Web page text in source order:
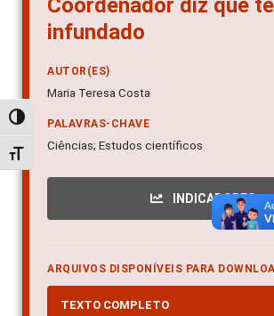
Alternar alto contraste
Alternar tamanho da fonte
Coordenador diz que
infundado
AUTOR(ES)
Maria Teresa Costa
PALAVRAS-CHAVE
Ciências; Estudos científicos
INDICADORES
ARQUIVOS DISPONÍVEIS PARA
TEXTO COMPLETO